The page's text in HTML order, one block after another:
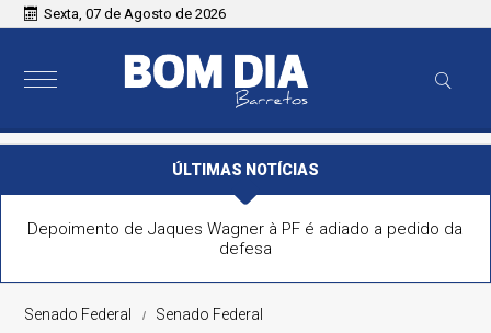
Sexta, 07 de Agosto de 2026
ÚLTIMAS NOTÍCIAS
Depoimento de Jaques Wagner à PF é adiado a pedido da
defesa
Senado Federal Senado Federal